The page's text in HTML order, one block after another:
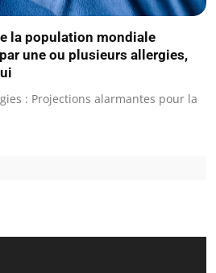
la population mondiale
une ou plusieurs allergies,
: Projections alarmantes pour la